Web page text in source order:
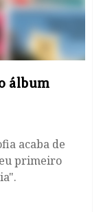
álbum
acaba de
primeiro